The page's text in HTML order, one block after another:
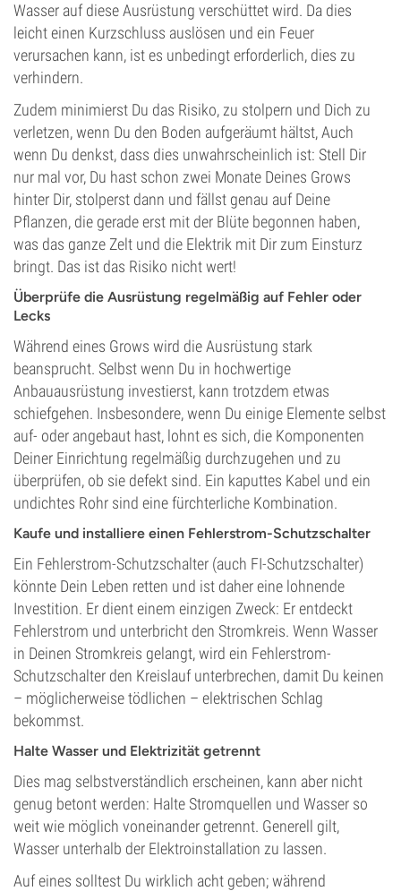
Wasser auf diese Ausrüstung verschüttet wird. Da dies
leicht einen Kurzschluss auslösen und ein Feuer
verursachen kann, ist es unbedingt erforderlich, dies zu
verhindern.
Zudem minimierst Du das Risiko, zu stolpern und Dich zu
verletzen, wenn Du den Boden aufgeräumt hältst, Auch
wenn Du denkst, dass dies unwahrscheinlich ist: Stell Dir
nur mal vor, Du hast schon zwei Monate Deines Grows
hinter Dir, stolperst dann und fällst genau auf Deine
Pflanzen, die gerade erst mit der Blüte begonnen haben,
was das ganze Zelt und die Elektrik mit Dir zum Einsturz
bringt. Das ist das Risiko nicht wert!
Überprüfe die Ausrüstung regelmäßig auf Fehler oder
Lecks
Während eines Grows wird die Ausrüstung stark
beansprucht. Selbst wenn Du in hochwertige
Anbauausrüstung investierst, kann trotzdem etwas
schiefgehen. Insbesondere, wenn Du einige Elemente selbst
auf- oder angebaut hast, lohnt es sich, die Komponenten
Deiner Einrichtung regelmäßig durchzugehen und zu
überprüfen, ob sie defekt sind. Ein kaputtes Kabel und ein
undichtes Rohr sind eine fürchterliche Kombination.
Kaufe und installiere einen Fehlerstrom-Schutzschalter
Ein Fehlerstrom-Schutzschalter (auch FI-Schutzschalter)
könnte Dein Leben retten und ist daher eine lohnende
Investition. Er dient einem einzigen Zweck: Er entdeckt
Fehlerstrom und unterbricht den Stromkreis. Wenn Wasser
in Deinen Stromkreis gelangt, wird ein Fehlerstrom-
Schutzschalter den Kreislauf unterbrechen, damit Du keinen
– möglicherweise tödlichen – elektrischen Schlag
bekommst.
Halte Wasser und Elektrizität getrennt
Dies mag selbstverständlich erscheinen, kann aber nicht
genug betont werden: Halte Stromquellen und Wasser so
weit wie möglich voneinander getrennt. Generell gilt,
Wasser unterhalb der Elektroinstallation zu lassen.
Auf eines solltest Du wirklich acht geben; während